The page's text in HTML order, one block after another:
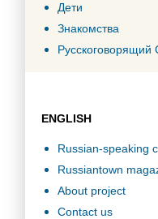
Дети
Знакомства
Русскоговорящий
ENGLISH
Russian-speaking
Russiantown
About project
Contact us